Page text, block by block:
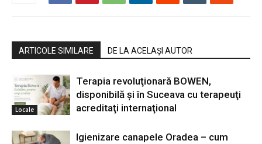
ARTICOLE SIMILARE DE LA ACELAȘI AUTOR
Locale
Terapia revoluţionară BOWEN,
disponibilă şi în Suceava cu terapeuţi
acreditaţi internaţional
Igienizare canapele Oradea – cum